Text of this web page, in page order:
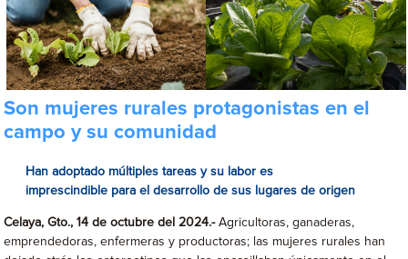
Son mujeres rurales protagonistas en el
campo y su comunidad
Han adoptado múltiples tareas y su labor es
imprescindible para el desarrollo de sus lugares de origen
Celaya, Gto., 14 de octubre del 2024.-Agricultoras, ganaderas,
emprendedoras, enfermeras y productoras; las mujeres rurales han